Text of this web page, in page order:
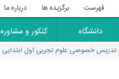
فهرست برگزیده ها درباره ما
دانشگاه کنکور و مشاوره
تدریس خصوصی علوم تجربی اول ابتدایی